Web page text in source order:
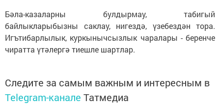
Бәла-казаларны булдырмау, табигый
байлыкларыбызны саклау, нигездә, үзебездән тора.
Игътибарлылык, куркынычсызлык чаралары - беренче
чиратта үтәлергә тиешле шартлар.
Следите за самым важным и интересным в
Telegram-канале Татмедиа